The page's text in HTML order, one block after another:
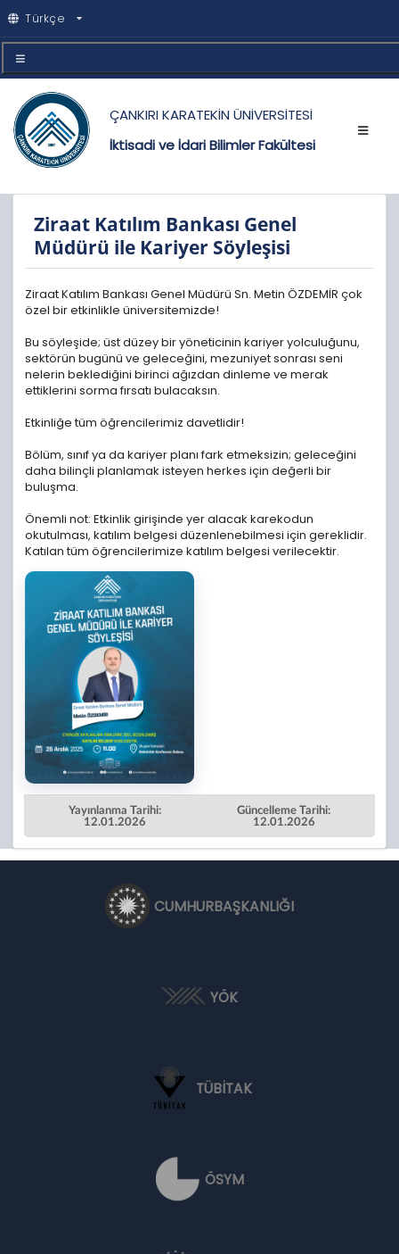
Türkçe
ÇANKIRI KARATEKİN ÜNİVERSİTESİ
İktisadi ve İdari Bilimler Fakültesi
Ziraat Katılım Bankası Genel
Müdürü ile Kariyer Söyleşisi
Ziraat Katılım Bankası Genel Müdürü Sn. Metin ÖZDEMİR çok
özel bir etkinlikle üniversitemizde!
Bu söyleşide; üst düzey bir yöneticinin kariyer yolculuğunu,
sektörün bugünü ve geleceğini, mezuniyet sonrası seni
nelerin beklediğini birinci ağızdan dinleme ve merak
ettiklerini sorma fırsatı bulacaksın.
Etkinliğe tüm öğrencilerimiz davetlidir!
Bölüm, sınıf ya da kariyer planı fark etmeksizin; geleceğini
daha bilinçli planlamak isteyen herkes için değerli bir
buluşma.
Önemli not: Etkinlik girişinde yer alacak karekodun
okutulması, katılım belgesi düzenlenebilmesi için gereklidir.
Katılan tüm öğrencilerimize katılım belgesi verilecektir.
Yayınlanma Tarihi:
12.01.2026
Güncelleme Tarihi:
12.01.2026
CUMHURBAŞKANLIĞI
YÖK
TÜBİTAK
ÖSYM